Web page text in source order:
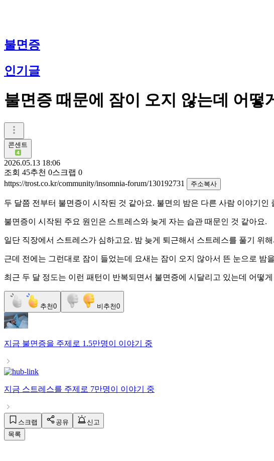
불면증
인기글
불면증 때문에 잠이 오지 않는데 어떻
콘센트
2026.05.13 18:06
조회 45추천 0스크랩 0
https://trost.co.kr/community/insomnia-forum/130192731
주소복사
두 달쯤 전부터 불면증이 시작된 것 같아요. 불면의 밤은 다른 사람 이야기인
불면증이 시작된 주요 원인은 스트레스와 늦게 자는 습관 때문인 것 같아요.
일단 직장에서 스트레스가 심하고요. 밤 늦게 퇴근해서 스트레스를 풀기 위
근데 전에는 그런대로 잠이 들었는데 요새는 잠이 오지 않아서 뜬 눈으로 밤
최근 두 달 정도는 이런 패턴이 반복되면서 불면증에 시달리고 있는데 어떻
추천0 비추천0
지금 불면증을 주제로 1.5만명이 이야기 중
지금 스트레스를 주제로 7만명이 이야기 중
스크랩 공유
신고
목록